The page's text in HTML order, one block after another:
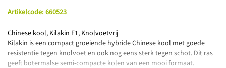
Artikelcode: 660523
Chinese kool, Kilakin F1, Knolvoetvrij
Kilakin is een compact groeiende hybride Chinese kool met goede
resistentie tegen knolvoet en ook nog eens sterk tegen schot. Dit ras
geeft botermalse semi-compacte kolen van een mooi formaat.